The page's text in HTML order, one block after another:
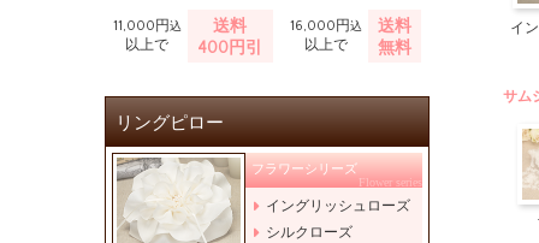
イ
サム
11,000円込
以上で
送料
400円引
16,000円込
以上で
送料
無料
リングピロー
フラワーシリーズ
Flower series
イングリッシュローズ
シルクローズ